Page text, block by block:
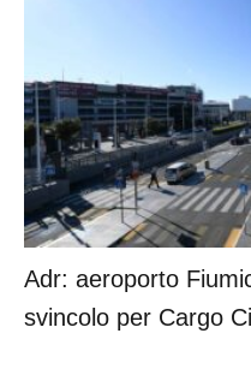
Adr: aeroporto
svincolo per Cargo